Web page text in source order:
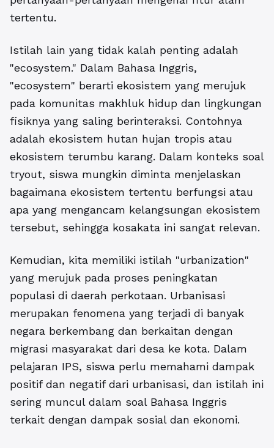
tertentu.
Istilah lain yang tidak kalah penting adalah
"ecosystem." Dalam Bahasa Inggris,
"ecosystem" berarti ekosistem yang merujuk
pada komunitas makhluk hidup dan lingkungan
fisiknya yang saling berinteraksi. Contohnya
adalah ekosistem hutan hujan tropis atau
ekosistem terumbu karang. Dalam konteks soal
tryout, siswa mungkin diminta menjelaskan
bagaimana ekosistem tertentu berfungsi atau
apa yang mengancam kelangsungan ekosistem
tersebut, sehingga kosakata ini sangat relevan.
Kemudian, kita memiliki istilah "urbanization"
yang merujuk pada proses peningkatan
populasi di daerah perkotaan. Urbanisasi
merupakan fenomena yang terjadi di banyak
negara berkembang dan berkaitan dengan
migrasi masyarakat dari desa ke kota. Dalam
pelajaran IPS, siswa perlu memahami dampak
positif dan negatif dari urbanisasi, dan istilah ini
sering muncul dalam soal Bahasa Inggris
terkait dengan dampak sosial dan ekonomi.